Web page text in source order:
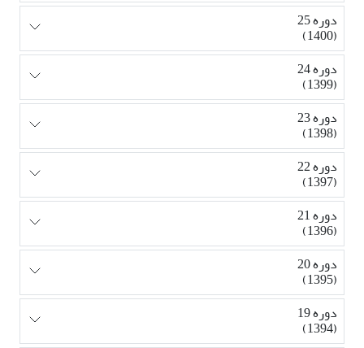
دوره 25
(1400)
دوره 24
(1399)
دوره 23
(1398)
دوره 22
(1397)
دوره 21
(1396)
دوره 20
(1395)
دوره 19
(1394)